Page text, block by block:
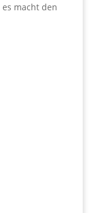
macht den